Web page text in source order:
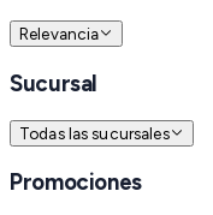
Relevancia
Sucursal
Todas las sucursales
Promociones